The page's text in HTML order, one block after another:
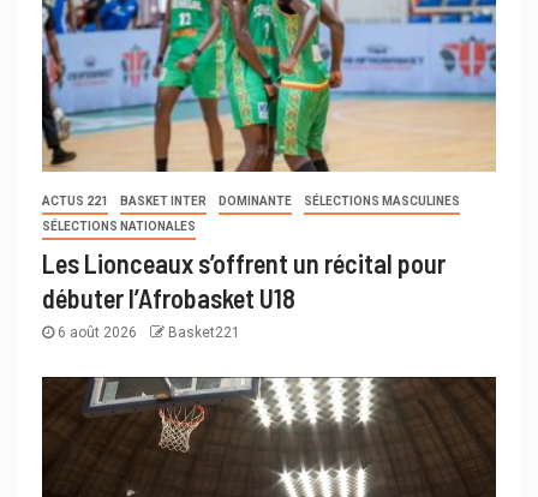
ACTUS 221 BASKET INTER DOMINANTE
SÉLECTIONS MASCULINES
SÉLECTIONS NATIONALES
Les Lionceaux s’offrent un récital pour
débuter l’Afrobasket U18
6 août 2026 Basket221